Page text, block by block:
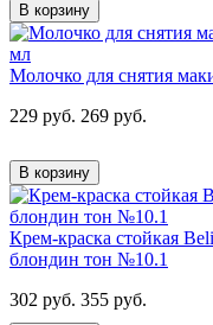
В корзину
Молочко для снятия
229 руб. 269 руб.
В корзину
Крем-краска стойкая
блондин тон №10.1
302 руб. 355 руб.